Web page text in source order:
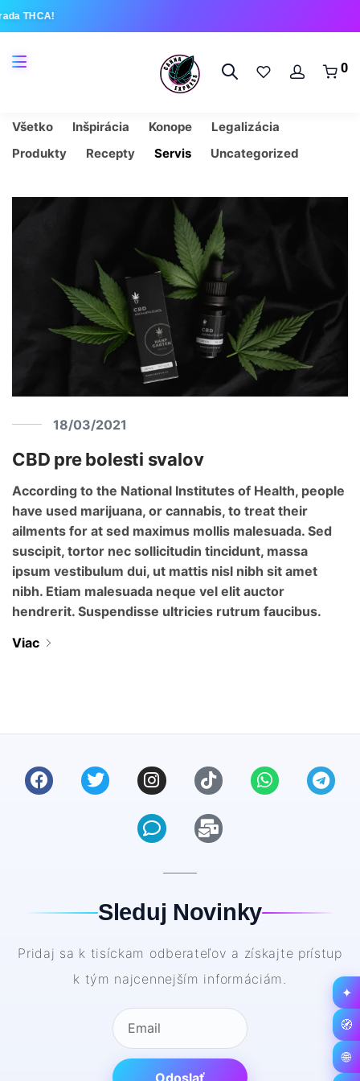
THCA!
0
Všetko Inšpirácia Konope
Legalizácia
Produkty
Recepty Servis Uncategorized
18/03/2021
CBD pre bolesti svalov
According to the National Institutes of Health, people
have used marijuana, or cannabis, to treat their
ailments for at sed maximus mollis malesuada. Sed
suscipit, tortor nec sollicitudin tincidunt, massa
ipsum vestibulum dui, ut mattis nisl nibh sit amet
nibh. Etiam malesuada neque vel elit auctor
hendrerit. Suspendisse ultricies rutrum faucibus.
Viac
Sleduj Novinky
Pridaj sa k tisíckam odberateľov a získajte prístup
k tým najcennejším informáciám.
Odoslať
✦
🧭
🌐